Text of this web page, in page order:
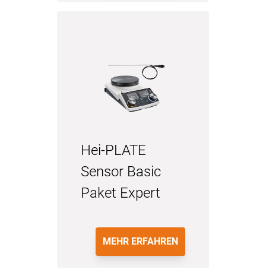
Hei-PLATE
Sensor Basic
Paket Expert
MEHR ERFAHREN